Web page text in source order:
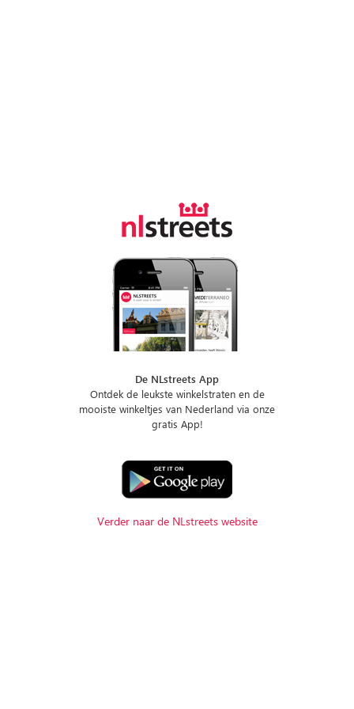
De NLstreets App
Ontdek de leukste winkelstraten en de
mooiste winkeltjes van Nederland via onze
gratis App!
Verder naar de NLstreets website